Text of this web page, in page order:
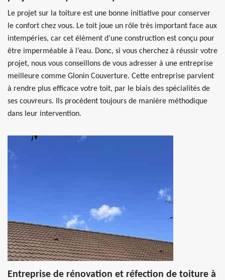
Le projet sur la toiture est une bonne initiative pour conserver
le confort chez vous. Le toit joue un rôle très important face aux
intempéries, car cet élément d’une construction est conçu pour
être imperméable à l’eau. Donc, si vous cherchez à réussir votre
projet, nous vous conseillons de vous adresser à une entreprise
meilleure comme Glonin Couverture. Cette entreprise parvient
à rendre plus efficace votre toit, par le biais des spécialités de
ses couvreurs. Ils procèdent toujours de manière méthodique
dans leur intervention.
Entreprise de rénovation et réfection de toiture à